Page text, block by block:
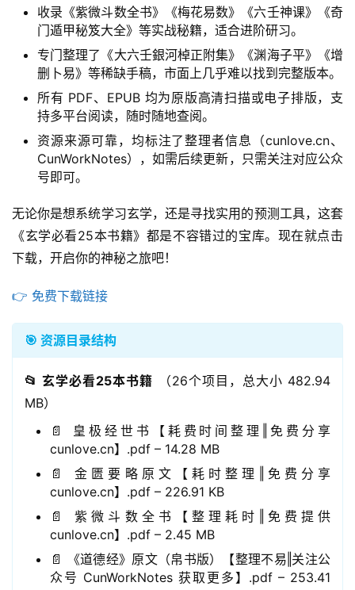
收录《紫微斗数全书》《梅花易数》《六壬神课》《奇
门遁甲秘笈大全》等实战秘籍，适合进阶研习。
专门整理了《大六壬銀河棹正附集》《渊海子平》《增
删卜易》等稀缺手稿，市面上几乎难以找到完整版本。
所有 PDF、EPUB 均为原版高清扫描或电子排版，支
持多平台阅读，随时随地查阅。
资源来源可靠，均标注了整理者信息（cunlove.cn、
CunWorkNotes），如需后续更新，只需关注对应公众
号即可。
无论你是想系统学习玄学，还是寻找实用的预测工具，这套
《玄学必看25本书籍》都是不容错过的宝库。现在就点击
下载，开启你的神秘之旅吧！
👉 免费下载链接
🎯 资源目录结构
📂 玄学必看25本书籍 （26个项目，总大小 482.94
MB）
📄 皇极经世书【耗费时间整理‖免费分享
cunlove.cn】.pdf – 14.28 MB
📄 金匮要略原文【耗时整理‖免费分享
cunlove.cn】.pdf – 226.91 KB
📄 紫微斗数全书【整理耗时‖免费提供
cunlove.cn】.pdf – 2.45 MB
📄 《道德经》原文（帛书版）【整理不易‖关注公
众号 CunWorkNotes 获取更多】.pdf – 253.41